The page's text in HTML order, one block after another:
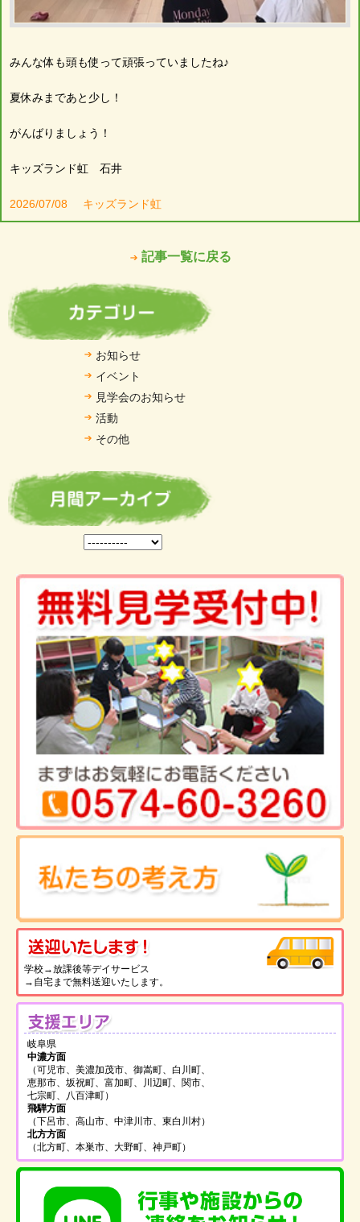
みんな体も頭も使って頑張っていましたね♪
夏休みまであと少し！
がんばりましょう！
キッズランド虹 石井
2026/07/08 キッズランド虹
記事一覧に戻る
お知らせ
イベント
見学会のお知らせ
活動
その他
学校→放課後等デイサービス
→自宅まで無料送迎いたします。
岐阜県
中濃方面
（可児市、美濃加茂市、御嵩町、白川町、
恵那市、坂祝町、富加町、川辺町、関市、
七宗町、八百津町）
飛騨方面
（下呂市、高山市、中津川市、東白川村）
北方方面
（北方町、本巣市、大野町、神戸町）